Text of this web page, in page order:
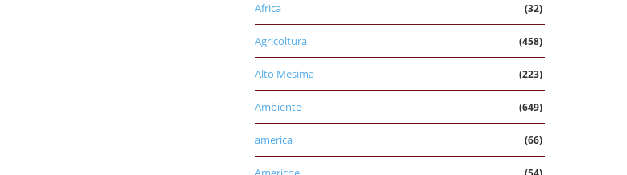
Africa (32)
Agricoltura (458)
Alto Mesima (223)
Ambiente (649)
america (66)